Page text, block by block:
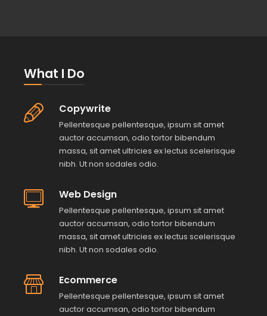
What I Do
Copywrite
Pellentesque pellentesque, ipsum sit amet
auctor accumsan, odio tortor bibendum
massa, sit amet ultricies ex lectus scelerisque
nibh. Ut non sodales odio.
Web Design
Pellentesque pellentesque, ipsum sit amet
auctor accumsan, odio tortor bibendum
massa, sit amet ultricies ex lectus scelerisque
nibh. Ut non sodales odio.
Ecommerce
Pellentesque pellentesque, ipsum sit amet
auctor accumsan, odio tortor bibendum